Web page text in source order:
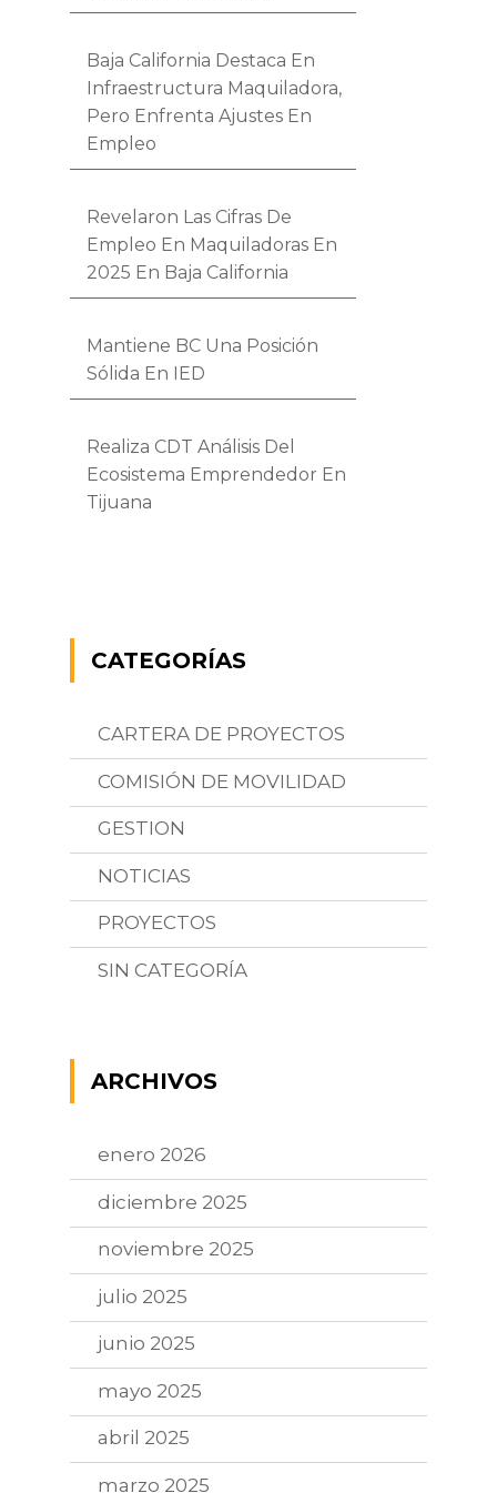
Baja California Destaca En
Infraestructura Maquiladora,
Pero Enfrenta Ajustes En
Empleo
Revelaron Las Cifras De
Empleo En Maquiladoras En
2025 En Baja California
Mantiene BC Una Posición
Sólida En IED
Realiza CDT Análisis Del
Ecosistema Emprendedor En
Tijuana
CATEGORÍAS
CARTERA DE PROYECTOS
COMISIÓN DE MOVILIDAD
GESTION
NOTICIAS
PROYECTOS
SIN CATEGORÍA
ARCHIVOS
enero 2026
diciembre 2025
noviembre 2025
julio 2025
junio 2025
mayo 2025
abril 2025
marzo 2025